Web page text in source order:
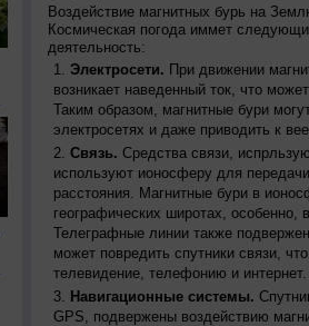
Воздействие магнитных бурь на
Космическая погода иммет
деятельность:
Электросети. При движении
возникает наведенный ток, что
Таким образом, магнитные бури
электросетях и даже приводить к
Связь. Средства связи,
используют ионосферу для
расстояния. Магнитные бури в
географических широтах,
Телеграфные линии также
может повредить спутники связи,
телевидение, телефонию и интернет.
Навигационные системы.
GPS, подвержены воздействию